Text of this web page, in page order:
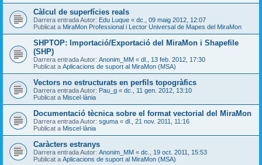
Càlcul de superfícies reals
Darrera entrada Autor: Edu Luque « dc., 09 maig 2012, 12:07
Publicat a MiraMon Professional i Lector Universal de Mapes del MiraMon
SHPTOP: Importació/Exportació del MiraMon i Shapefile
(SHP)
Darrera entrada Autor: Anonim_MM « dl., 13 feb. 2012, 17:30
Publicat a Aplicacions de suport al MiraMon (MSA)
Vectors no estructurats en perfils topogràfics
Darrera entrada Autor: Pau_g « dc., 11 gen. 2012, 13:10
Publicat a Miscel·lània
Documentació tècnica sobre el format vectorial del MiraMon
Darrera entrada Autor: sguma « dl., 21 nov. 2011, 11:16
Publicat a Miscel·lània
Caràcters estranys
Darrera entrada Autor: Anonim_MM « dc., 19 oct. 2011, 15:53
Publicat a Aplicacions de suport al MiraMon (MSA)